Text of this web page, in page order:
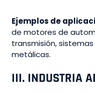
Ejemplos de
de motores de
transmisión,
metálicas.
III. INDUSTRIA